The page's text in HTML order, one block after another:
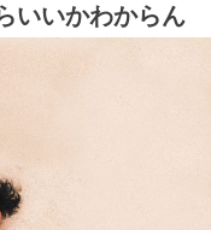
いいかわからん